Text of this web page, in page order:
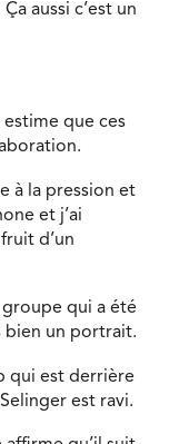
aussi c’est un
que ces
à la pression et
et j’ai
d’un
groupe qui a été
bien un portrait.
qui est derrière
est ravi.